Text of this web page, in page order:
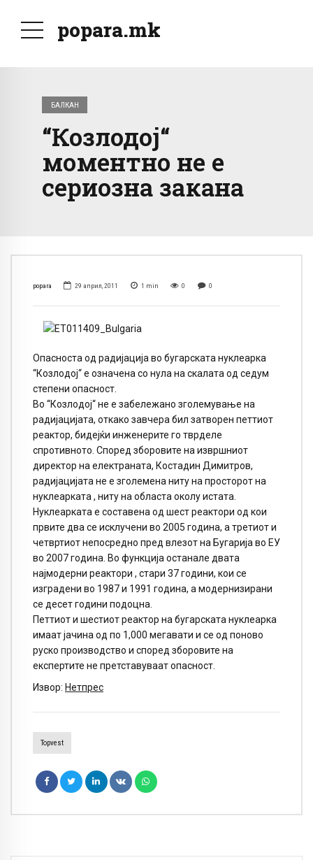
popara.mk
БАЛКАН
“Козлодој“
моментно не е
сериозна закана
popara 29 април, 2011 1 min 0 0
Опасноста од радијација во бугарската нуклеарка
“Козлодој“ е означена со нула на скалата од седум
степени опасност.
Во “Козлодој“ не е забележано зголемување на
радијацијата, откако завчера бил затворен петтиот
реактор, бидејќи инженерите го тврделе
спротивното. Според зборовите на извршниот
директор на електраната, Костадин Димитров,
радијацијата не е зголемена ниту на просторот на
нуклеарката , ниту на областа околу истата.
Нуклеарката е составена од шест реактори од кои
првите два се исклучени во 2005 година, а третиот и
четвртиот непосредно пред влезот на Бугарија во ЕУ
во 2007 година. Во функција останале двата
најмодерни реактори , стари 37 години, кои се
изградени во 1987 и 1991 година, а модернизирани
се десет години подоцна.
Петтиот и шестиот реактор на бугарската нуклеарка
имаат јачина од по 1,000 мегавати и се од поново
руско производство и според зборовите на
експертите не претставуваат опасност.
Извор: Нетпрес
Topvest